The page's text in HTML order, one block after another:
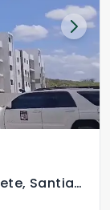
Apartamento en Venta en Navarrete, Santiago